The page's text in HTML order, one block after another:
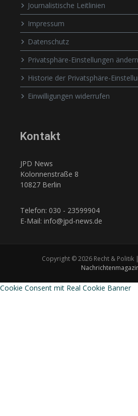
Journalistische Leitlinien
Impressum
Datenschutz
Privatsphäre-Einstellungen ändern
Historie der Privatsphäre-
Einwilligungen widerrufen
Kontakt
JPD News
Kolonnenstraße 8
10827 Berlin
Telefon: 030 - 23599904
E-Mail: info@jpd-news.de
Copyright © 2026 Recht & Politik
Cookie Consent mit Real Cookie Banner